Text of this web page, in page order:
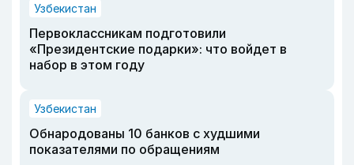
Узбекистан
Первоклассникам подготовили
«Президентские подарки»: что войдет в
набор в этом году
Узбекистан
Обнародованы 10 банков с худшими
показателями по обращениям